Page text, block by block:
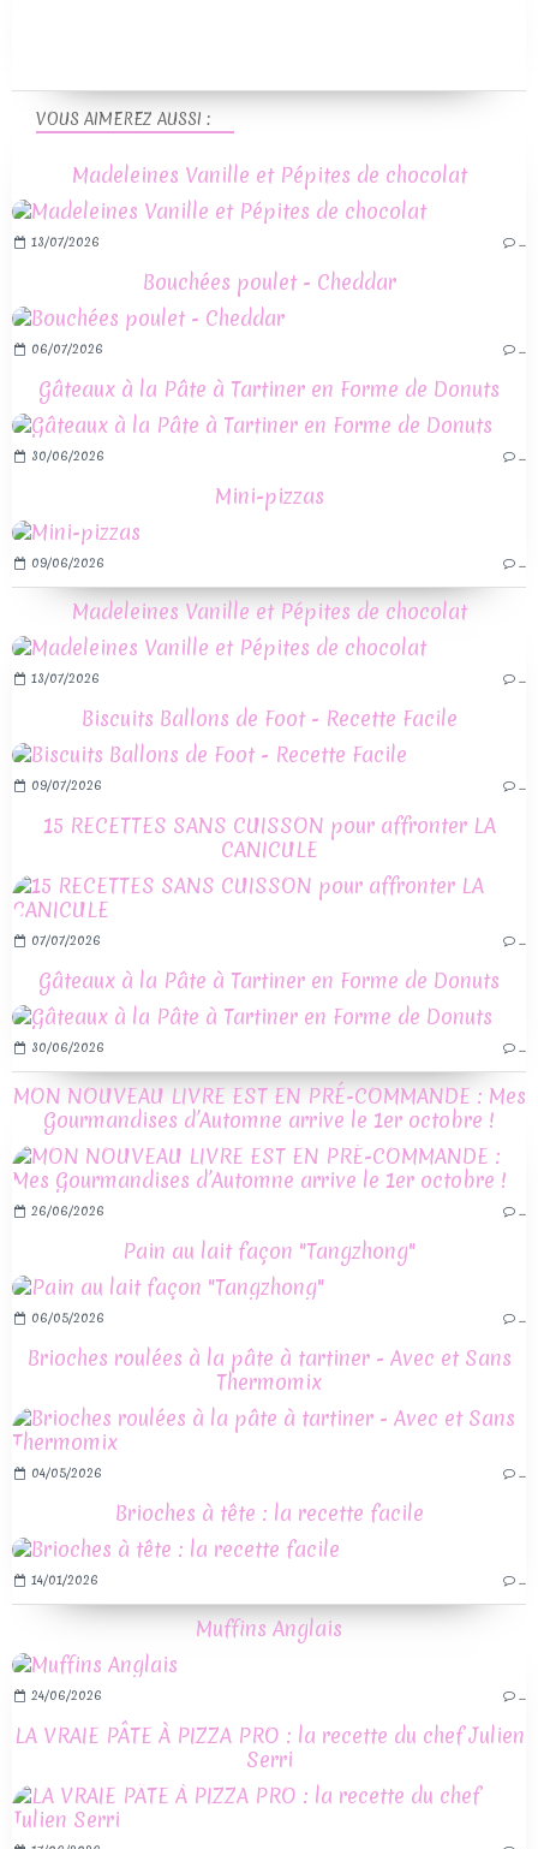
VOUS AIMEREZ AUSSI :
Madeleines Vanille et Pépites de chocolat
13/07/2026
Bouchées poulet - Cheddar
06/07/2026
Gâteaux à la Pâte à Tartiner en Forme de Donuts
30/06/2026
Mini-pizzas
09/06/2026
Madeleines Vanille et Pépites de chocolat
13/07/2026
Biscuits Ballons de Foot - Recette Facile
09/07/2026
15 RECETTES SANS CUISSON pour affronter LA
CANICULE
07/07/2026
Gâteaux à la Pâte à Tartiner en Forme de Donuts
30/06/2026
MON NOUVEAU LIVRE EST EN PRÉ-COMMANDE : Mes
Gourmandises d’Automne arrive le 1er octobre !
26/06/2026
Pain au lait façon "Tangzhong"
06/05/2026
Brioches roulées à la pâte à tartiner - Avec et Sans
Thermomix
04/05/2026
Brioches à tête : la recette facile
14/01/2026
Muffins Anglais
24/06/2026
LA VRAIE PÂTE À PIZZA PRO : la recette du chef Julien
Serri